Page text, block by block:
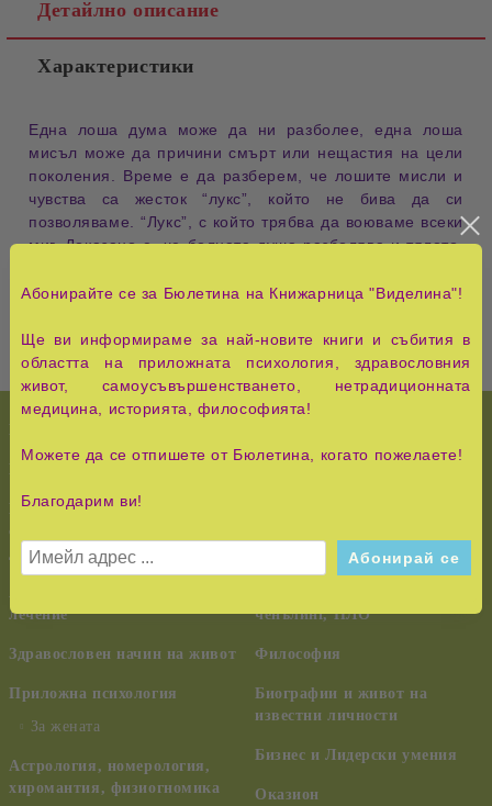
Детайлно описание
Характеристики
Една лоша дума може да ни разболее, една лоша
мисъл може да причини смърт или нещастия на цели
поколения. Време е да разберем, че лошите мисли и
чувства са жесток “лукс”, който не бива да си
позволяваме. “Лукс”, с който трябва да воюваме всеки
миг. Доказано е, че болната душа разболява и тялото.
Излекуваме ли душата си, ще излекуваме и тялото.
НОВО!
КУРС НА ЧУДЕСАТА
Езотерика,
самоусъвършенстване,
духовно развитие
Алтернативна медицина и
лечение
Здравословен начин на живот
Приложна психология
За жената
Астрология, номерология,
хиромантия, физиогномика
Шаманизъм, индиански
ченълинг, НЛО
Философия
Биографии и живот на
известни личности
Бизнес и Лидерски умения
Оказион
Абонирайте се за Бюлетина на Книжарница "Виделина"!
Ще ви информираме за най-новите книги и събития в
областта на приложната психология, здравословния
живот, самоусъвършенстването, нетрадиционната
медицина, историята, философията!
Можете да се отпишете от Бюлетина, когато пожелаете!
Благодарим ви!